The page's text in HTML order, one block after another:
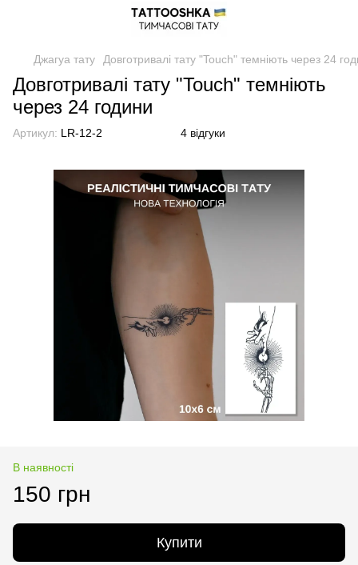
Джагуа тату Довготривалі тату "Touch" темніють через 24
Довготривалі тату "Touch" темніють
через 24 години
Артикул: LR-12-2 4 відгуки
В наявності
150 грн
Купити